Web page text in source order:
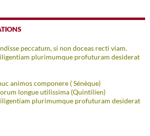
peccatum, si non doceas recti viam.
plurimumque profuturam desiderat
animos componere ( Sénèque)
longue utilissima (Quintilien)
plurimumque profuturam desiderat